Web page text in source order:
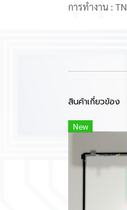
การทํางาน : TN
สินค้าเกี่ยวข้อง
New